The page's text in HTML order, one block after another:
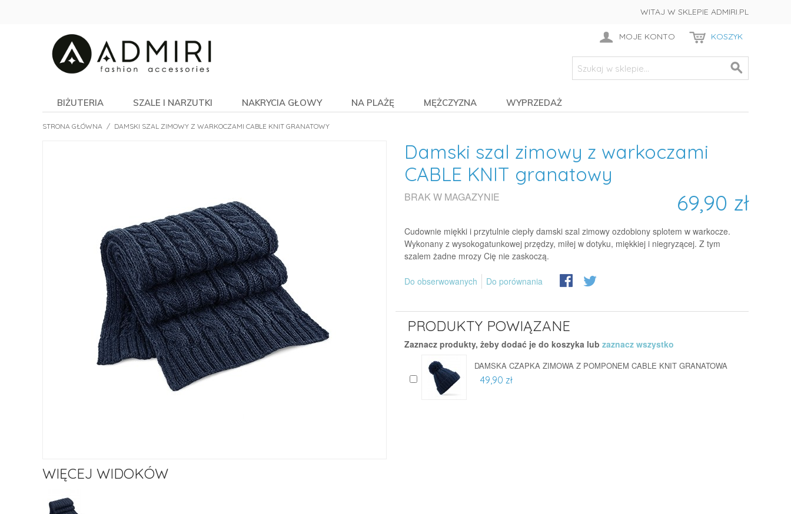
WITAJ W SKLEPIE ADMIRI.PL
MOJE KONTO KOSZYK
BIŻUTERIA SZALE I NARZUTKI NAKRYCIA GŁOWY NA PLAŻĘ MĘŻCZYZNA WYPRZEDAŻ
STRONA GŁÓWNA / DAMSKI SZAL ZIMOWY Z WARKOCZAMI CABLE KNIT GRANATOWY
WIĘCEJ WIDOKÓW
Damski szal zimowy z warkoczami
CABLE KNIT granatowy
69,90 zł
BRAK W MAGAZYNIE
Cudownie miękki i przytulnie ciepły damski szal zimowy ozdobiony splotem w warkocze.
Wykonany z wysokogatunkowej przędzy, miłej w dotyku, miękkiej i niegryzącej. Z tym
szalem żadne mrozy Cię nie zaskoczą.
Do obserwowanych Do porównania
PRODUKTY POWIĄZANE
Zaznacz produkty, żeby dodać je do koszyka lub zaznacz wszystko
DAMSKA CZAPKA ZIMOWA Z POMPONEM CABLE KNIT GRANATOWA
49,90 zł